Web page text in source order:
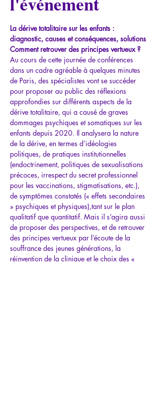
La dérive totalitaire sur les enfants :
diagnostic, causes et conséquences, solutions
Comment retrouver des principes vertueux ?
Au cours de cette journée de conférences
dans un cadre agréable à quelques minutes
de Paris, des spécialistes vont se succéder
pour proposer au public des réflexions
approfondies sur différents aspects de la
dérive totalitaire, qui a causé de graves
dommages psychiques et somatiques sur les
enfants depuis 2020. Il analysera la nature
de la dérive, en termes d’idéologies
politiques, de pratiques institutionnelles
(endoctrinement, politiques de sexualisations
précoces, irrespect du secret professionnel
pour les vaccinations, stigmatisations, etc.),
de symptômes constatés (« effets secondaires
» psychiques et physiques),tant sur le plan
qualitatif que quantitatif. Mais il s’agira aussi
de proposer des perspectives, et de retrouver
des principes vertueux par l’écoute de la
souffrance des jeunes générations, la
réinvention de la clinique et le choix des «